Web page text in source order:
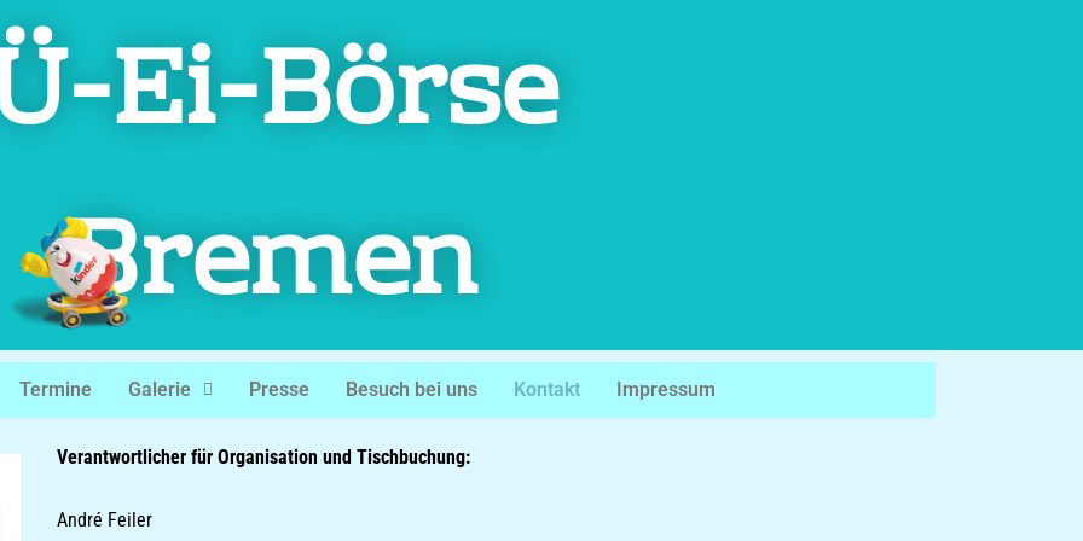
Ei-Börse
Bremen
Termine Galerie Presse Besuch bei uns Kontakt Impressum
Verantwortlicher für Organisation und Tischbuchung:
André Feiler